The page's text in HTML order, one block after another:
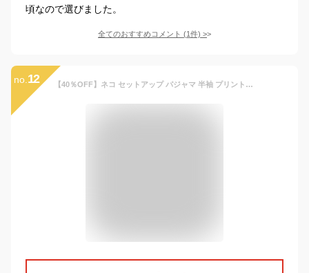
頃なので選びました。
全てのおすすめコメント (1件) >
no. 12 【40％OFF】ネコ セットアップ パジャマ 半袖 プリント Tシャツ パンツ 韓国 子ども服 こども服 子供服 | 男の子 女の子 ユニセックス おしゃれ かわいい 部屋着 キッズ スクール 春 夏 幼稚園 小学生 中学生 100cm 110cm 120cm 130cm 140cm 150cm 160cm CAC